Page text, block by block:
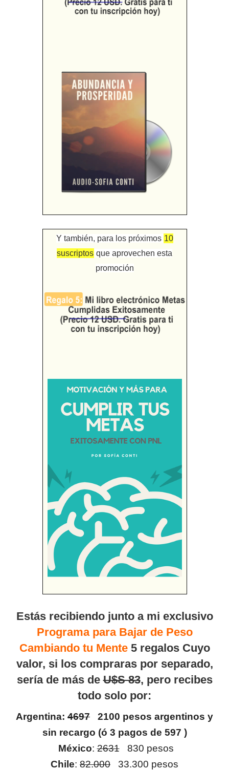
Y también, para los próximos 10
suscriptos que aprovechen esta
promoción
Estás recibiendo junto a mi exclusivo
Programa para Bajar de Peso
Cambiando tu Mente5 regalos Cuyo
valor, si los compraras por separado,
sería de más deU$S 83, pero recibes
todo solo por:
Argentina: 4697 2100 pesos argentinos y
sin recargo (ó 3 pagos de 597 )
México:2631830 pesos
Chile: 82.000 33.300 pesos